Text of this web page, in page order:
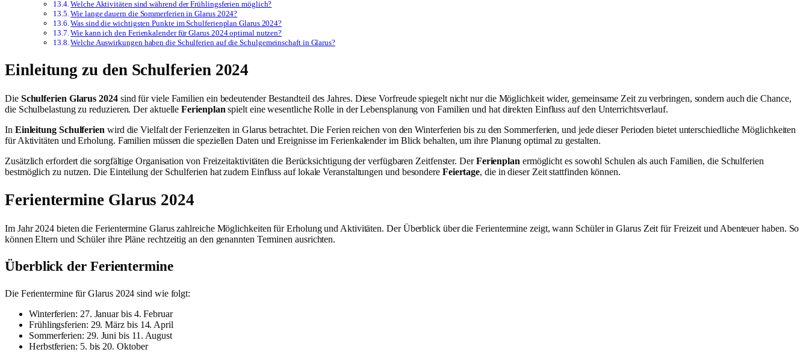
Welche Aktivitäten sind während der Frühlingsferien möglich?
Wie lange dauern die Sommerferien in Glarus 2024?
Was sind die wichtigsten Punkte im Schulferienplan Glarus 2024?
Wie kann ich den Ferienkalender für Glarus 2024 optimal nutzen?
Welche Auswirkungen haben die Schulferien auf die Schulgemeinschaft in Glarus?
Einleitung zu den Schulferien 2024
Die Schulferien Glarus 2024sind für viele Familien ein bedeutender Bestandteil des Jahres. Diese Vorfreude spiegelt nicht nur die Möglichkeit wider, gemeinsame Zeit zu verbringen, sondern auch die Chance,
die Schulbelastung zu reduzieren. Der aktuelleFerienplan spielt eine wesentliche Rolle in der Lebensplanung von Familien und hat direkten Einfluss auf den Unterrichtsverlauf.
In Einleitung Schulferien wird die Vielfalt der Ferienzeiten in Glarus betrachtet. Die Ferien reichen von den Winterferien bis zu den Sommerferien, und jede dieser Perioden bietet unterschiedliche Möglichkeiten
für Aktivitäten und Erholung. Familien müssen die speziellen Daten und Ereignisse im Ferienkalender im Blick behalten, um ihre Planung optimal zu gestalten.
Zusätzlich erfordert die sorgfältige Organisation von Freizeitaktivitäten die Berücksichtigung der verfügbaren Zeitfenster. DerFerienplan ermöglicht es sowohl Schulen als auch Familien, die Schulferien
bestmöglich zu nutzen. Die Einteilung der Schulferien hat zudem Einfluss auf lokale Veranstaltungen und besondere Feiertage, die in dieser Zeit stattfinden können.
Ferientermine Glarus 2024
Im Jahr 2024 bieten die Ferientermine Glarus zahlreiche Möglichkeiten für Erholung und Aktivitäten. Der Überblick über die Ferientermine zeigt, wann Schüler in Glarus Zeit für Freizeit und Abenteuer haben. So
können Eltern und Schüler ihre Pläne rechtzeitig an den genannten Terminen ausrichten.
Überblick der Ferientermine
Die Ferientermine für Glarus 2024 sind wie folgt:
Winterferien: 27. Januar bis 4. Februar
Frühlingsferien: 29. März bis 14. April
Sommerferien: 29. Juni bis 11. August
Herbstferien: 5. bis 20. Oktober